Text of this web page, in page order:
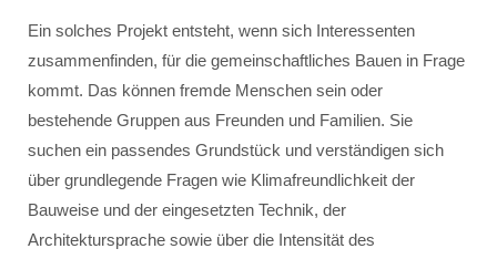
Ein solches Projekt entsteht, wenn sich Interessenten
zusammenfinden, für die gemeinschaftliches Bauen in Frage
kommt. Das können fremde Menschen sein oder
bestehende Gruppen aus Freunden und Familien. Sie
suchen ein passendes Grundstück und verständigen sich
über grundlegende Fragen wie Klimafreundlichkeit der
Bauweise und der eingesetzten Technik, der
Architektursprache sowie über die Intensität des